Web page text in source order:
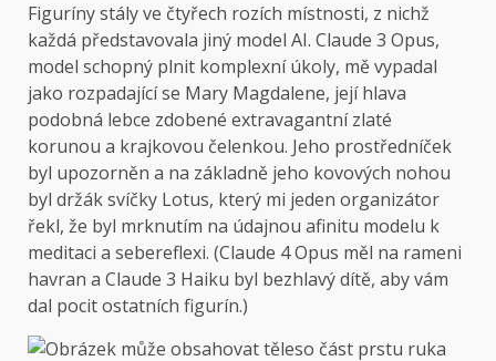
Figuríny stály ve čtyřech rozích místnosti, z nichž
každá představovala jiný model AI. Claude 3 Opus,
model schopný plnit komplexní úkoly, mě vypadal
jako rozpadající se Mary Magdalene, její hlava
podobná lebce zdobené extravagantní zlaté
korunou a krajkovou čelenkou. Jeho prostředníček
byl upozorněn a na základně jeho kovových nohou
byl držák svíčky Lotus, který mi jeden organizátor
řekl, že byl mrknutím na údajnou afinitu modelu k
meditaci a sebereflexi. (Claude 4 Opus měl na rameni
havran a Claude 3 Haiku byl bezhlavý dítě, aby vám
dal pocit ostatních figurín.)